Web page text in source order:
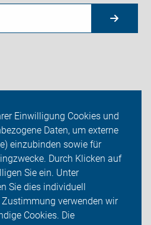
Einwilligung Cookies und
Daten, um externe
einzubinden sowie für
Durch Klicken auf
Sie ein. Unter
Sie dies individuell
verwenden wir
Cookies. Die